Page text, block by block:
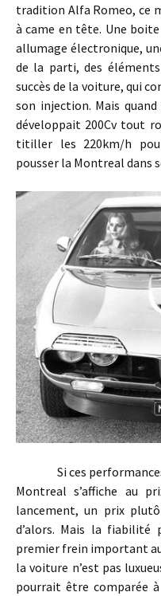
tradition Alfa Romeo, ce
à came en tête. Une
allumage électronique,
de la parti, des
succès de la voiture, qui
son injection. Mais
développait 200Cv tout
titiller les 220km/h
pousser la Montreal dans
Si ces performances
Montreal s’affiche au
lancement, un prix
d’alors. Mais la
premier frein important
la voiture n’est pas
pourrait être comparée